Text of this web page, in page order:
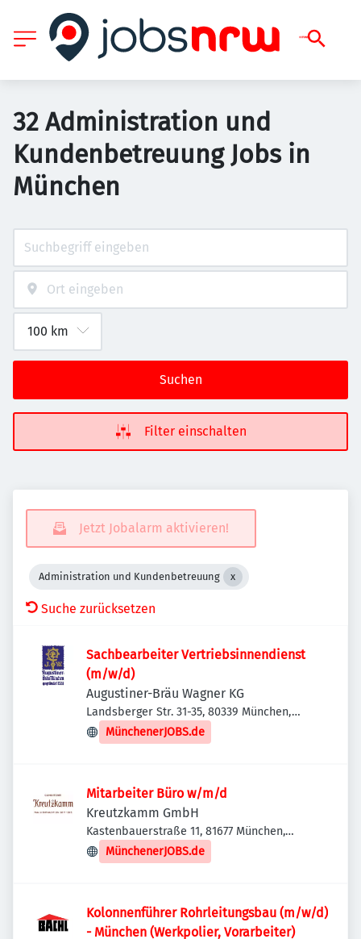
32 Administration und
Kundenbetreuung Jobs in
München
Suchen
Filter einschalten
Jetzt Jobalarm aktivieren!
Administration und Kundenbetreuung
Suche zurücksetzen
Sachbearbeiter Vertriebsinnendienst
(m/w/d)
Augustiner-Bräu Wagner KG
Landsberger Str. 31-35, 80339 München,
Deutschland
MünchenerJOBS.de
Mitarbeiter Büro w/m/d
Kreutzkamm GmbH
Kastenbauerstraße 11, 81677 München,
Deutschland
MünchenerJOBS.de
Kolonnenführer Rohrleitungsbau (m/w/d)
- München (Werkpolier, Vorarbeiter)